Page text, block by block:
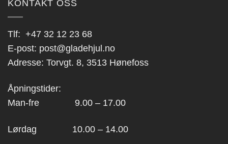
KONTAKT OSS
Tlf: +47 32 12 23 68
E-post: post@gladehjul.no
Adresse: Torvgt. 8, 3513 Hønefoss
Åpningstider:
Man-fre 9.00 – 17.00
Lørdag 10.00 – 14.00